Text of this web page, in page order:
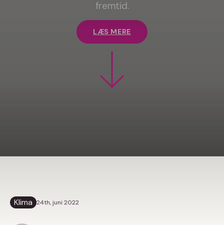
fremtid.
LÆS MERE
Klima 24th, juni 2022